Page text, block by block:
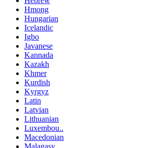
Hmong
Hungarian
Icelandic
Igbo
Javanese
Kannada
Kazakh
Khmer
Kurdish
Kyrgyz
Latin
Latvian
Lithuanian
Luxembou..
Macedonian